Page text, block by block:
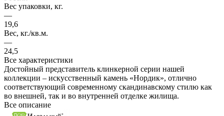
Вес упаковки, кг.
—
19,6
Вес, кг./кв.м.
—
24,5
Все характеристики
Достойный представитель клинкерной серии нашей
коллекции – искусственный камень «Нордик», отлично
соответствующий современному скандинавскому стилю как
во внешней, так и во внутренней отделке жилища.
Все описание